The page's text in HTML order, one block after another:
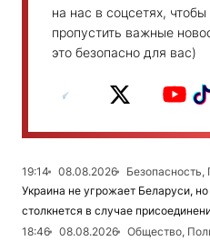
на нас в соцсетях, чтобы
пропустить важные
это безопасно для вас)
19:14 08.08.2026
Безопасность,
Украина не угрожает Беларуси,
столкнется в случае
18:46
08.08.2026
Общество,